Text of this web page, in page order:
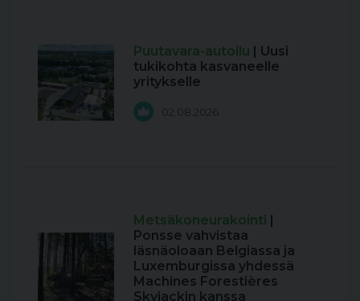
Puutavara-autoilu
| Uusi
tukikohta kasvaneelle
yritykselle
02.08.2026
Metsäkoneurakointi
Ponsse vahvistaa
läsnäoloaan Belgiassa ja
Luxemburgissa yhdessä
Machines Forestières
Skyjackin kanssa